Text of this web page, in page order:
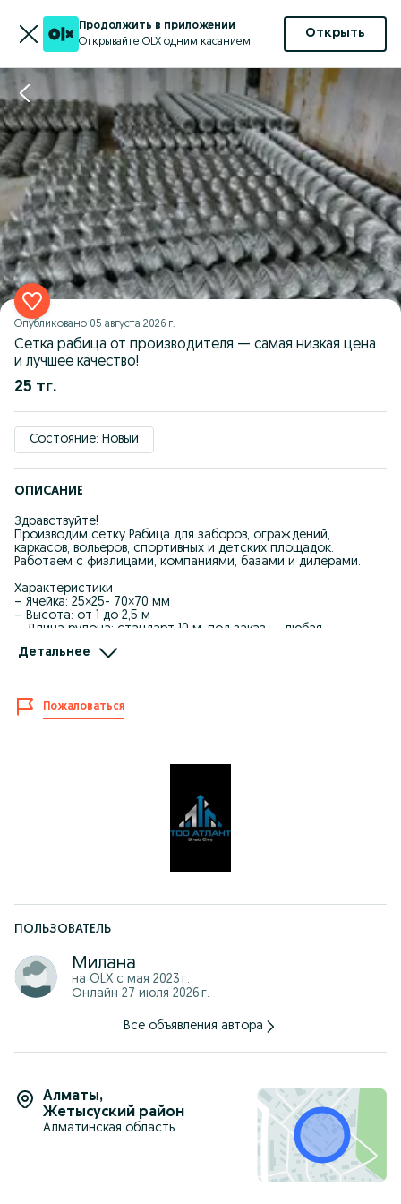
Продолжить в приложении
Открывайте OLX одним касанием
Открыть
Опубликовано 05 августа 2026 г.
Сетка рабица от производителя — самая низкая цена
и лучшее качество!
25 тг.
Состояние: Новый
ОПИСАНИЕ
Здравствуйте!
Производим сетку Рабица для заборов, ограждений,
каркасов, вольеров, спортивных и детских площадок.
Работаем с физлицами, компаниями, базами и дилерами.
Характеристики
– Ячейка: 25×25- 70×70 мм
– Высота: от 1 до 2,5 м
– Длина рулона: стандарт 10 м, под заказ — любая
– Диаметр проволоки: от 1,6 до 3 мм
Почему заказывают у нас?
– Производим сами — стабильно, качественно, по размерам
– Самая низкая цена по городу
– Возврат в течение 14 дней при сохранности товарного
– Оплата: Kaspi, безналичный расчёт, наличные
Звоните — подскажу наличие и помогу с выбором.
Детальнее
Пожаловаться
ПОЛЬЗОВАТЕЛЬ
Милана
на OLX с мая 2023 г.
Онлайн 27 июля 2026 г.
Все объявления автора
Алматы,
Жетысуский район
Алматинская область